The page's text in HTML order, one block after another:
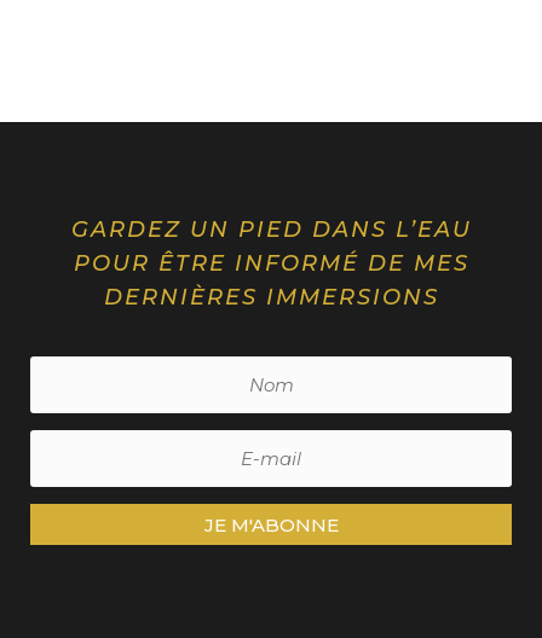
GARDEZ UN PIED DANS L’EAU
POUR ÊTRE INFORMÉ DE MES
DERNIÈRES IMMERSIONS
JE M'ABONNE